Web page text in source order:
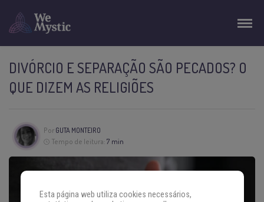
DIVÓRCIO E SEPARAÇÃO SÃO PECADOS? O
QUE DIZEM AS RELIGIÕES
Por GUTA MONTEIRO
Tempo de leitura: 7 min
Esta página web utiliza cookies necessários,